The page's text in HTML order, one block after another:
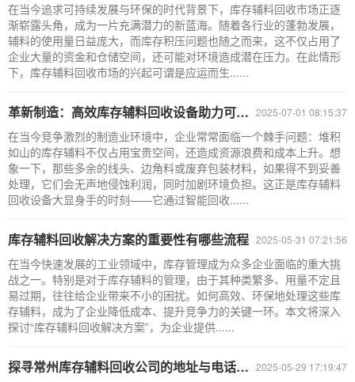
在当今追求可持续发展与环保的时代背景下，库存辅料回收市场正逐
渐崭露头角，成为一片充满潜力的新蓝海。随着各行业的蓬勃发展，
辅料的使用量日益庞大，而库存积压问题也随之而来，这不仅占用了
企业大量的资金和仓储空间，还可能对环境造成潜在压力。在此情形
下，库存辅料回收市场的兴起可谓是应运而生......
2025-07-01 08:15:37
革新制造：高效库存辅料回收设备助力可持续生产
在当今竞争激烈的制造业环境中，企业常常面临一个棘手问题：堆积
如山的库存辅料不仅占用宝贵空间，还造成资源浪费和成本上升。想
象一下，那些多余的线头、边角料或废弃包装材料，如果得不到妥善
处理，它们会无声地侵蚀利润，同时加剧环境负担。这正是库存辅料
回收设备大显身手的时刻——它通过智能回收......
2025-05-31 07:21:56
库存辅料回收解决方案的重要性有哪些流程
在当今快速发展的工业领域中，库存管理成为众多企业面临的重大挑
战之一。特别是对于库存辅料的管理，由于其种类繁多、用量不定且
易过期，往往给企业带来不小的困扰。如何高效、环保地处理这些库
存辅料，成为了企业降低成本、提升竞争力的关键一环。本文将深入
探讨“库存辅料回收解决方案”，为企业提供......
2025-05-29 17:19:47
探寻常州库存辅料回收公司的地址与电话：资源循环的关键节点